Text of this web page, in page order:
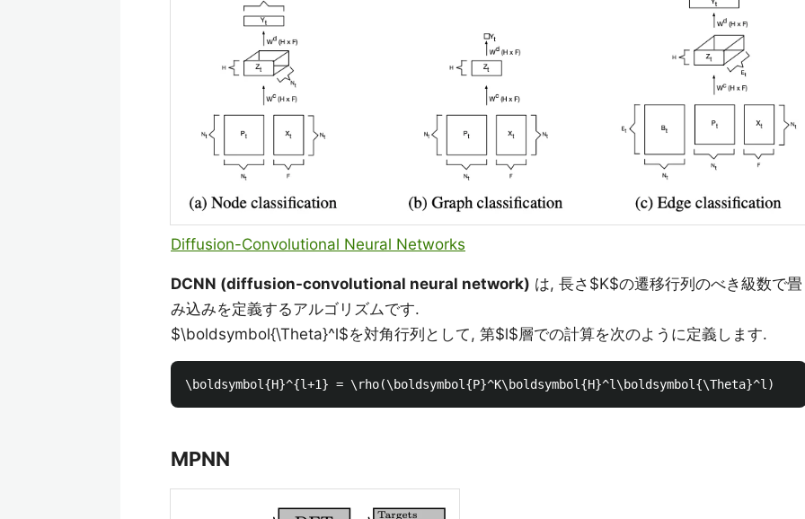
Diffusion-Convolutional Neural Networks
DCNN (diffusion-convolutional neural network) は, 長さ$K$の遷移行列のべき級数で畳
み込みを定義するアルゴリズムです.
$\boldsymbol{\Theta}^l$を対角行列として, 第$l$層での計算を次のように定義します.
MPNN